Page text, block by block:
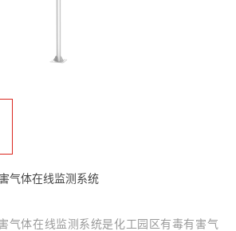
气体在线监测系统
气体在线监测系统是化工园区有毒有害气